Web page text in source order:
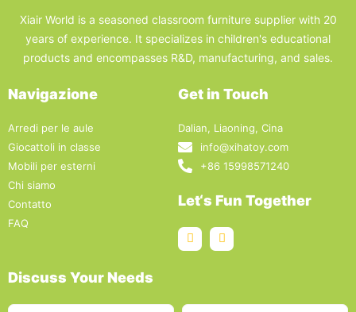
Xiair World is a seasoned classroom furniture supplier with 20
years of experience. It specializes in children's educational
products and encompasses R&D, manufacturing, and sales.
Navigazione
Arredi per le aule
Giocattoli in classe
Mobili per esterni
Chi siamo
Contatto
FAQ
Get in Touch
Dalian, Liaoning, Cina
info@xihatoy.com
+86 15998571240
Let‘s Fun Together
Discuss Your Needs